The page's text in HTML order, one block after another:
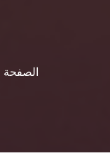
الصفحة